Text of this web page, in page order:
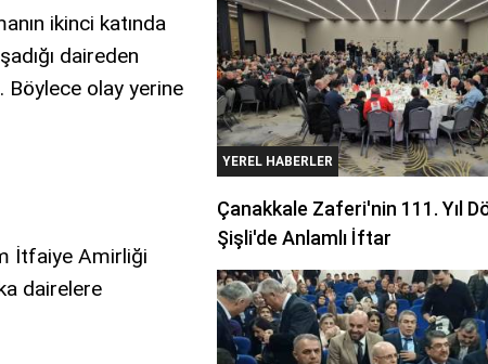
ikinci katında
daireden
Böylece olay yerine
İtfaiye Amirliği
dairelere
YEREL HABERLER
Çanakkale Zaferi'nin 111. Yıl
Şişli'de Anlamlı İftar